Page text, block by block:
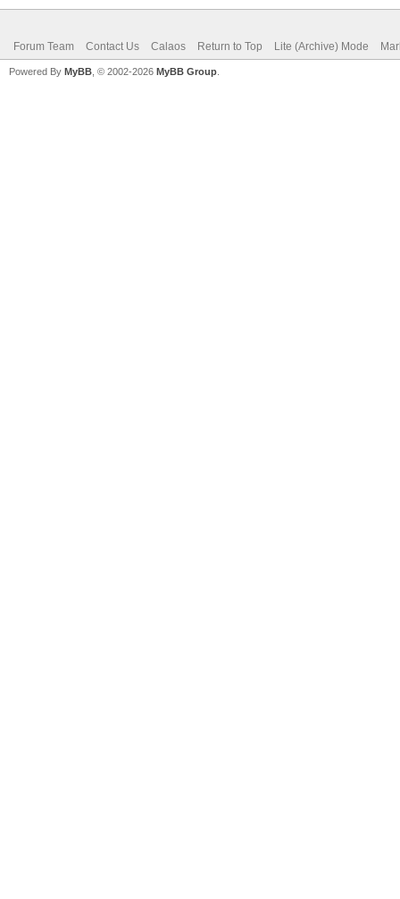
Forum Team Contact Us Calaos Return to Top Lite (Archive) Mode
Powered By MyBB , © 2002-2026 MyBB Group